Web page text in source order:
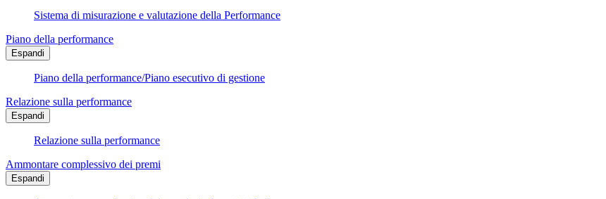
Sistema di misurazione e valutazione della Performance
Piano della performance
Espandi
Piano della performance/Piano esecutivo di gestione
Relazione sulla performance
Espandi
Relazione sulla performance
Ammontare complessivo dei premi
Espandi